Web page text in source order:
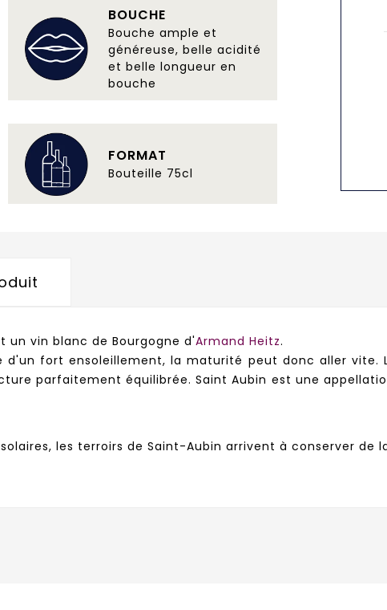
BOUCHE
Bouche ample et
généreuse, belle acidité
et belle longueur en
bouche
FORMAT
Bouteille 75cl
un vin blanc de Bourgogne d'Armand Heitz.
d'un fort ensoleillement, la maturité peut donc aller
parfaitement équilibrée. Saint Aubin est une
les terroirs de Saint-Aubin arrivent à conserver de